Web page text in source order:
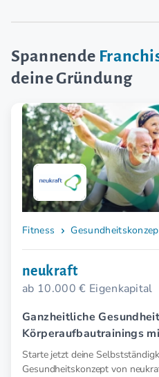
Spannende
deine Gründung
Fitness
neukraft
ab 10.000 € Eigenkapital
Ganzheitliche
Körperaufbautrainings
Elektromyostimulation
Starte jetzt deine
Gesundheitskonzept von neukraft. Positioniere dich